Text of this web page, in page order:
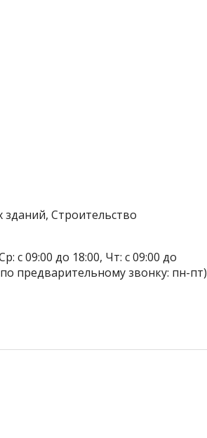
Строительство
с 09:00 до 18:00, Чт: с 09:00 до
предварительному звонку: пн-пт)